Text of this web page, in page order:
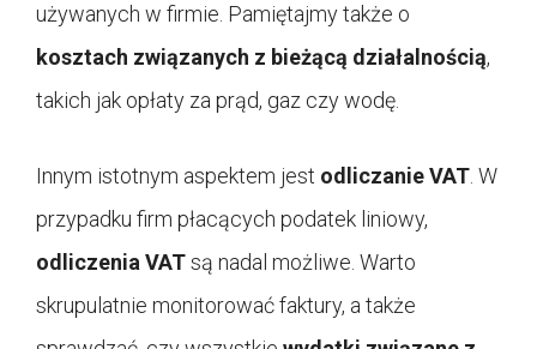
używanych w firmie. Pamiętajmy także o
kosztach związanych z bieżącą działalnością,
takich jak opłaty za prąd, gaz czy wodę.
Innym istotnym aspektem jest odliczanie VAT. W
przypadku firm płacących podatek liniowy,
odliczenia VATsą nadal możliwe. Warto
skrupulatnie monitorować faktury, a także